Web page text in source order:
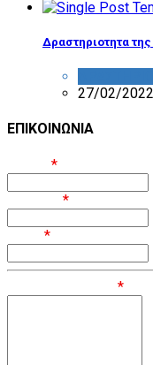
Δραστηριοτητα
27/02/2022
ΕΠΙΚΟΙΝΩΝΙΑ
*
*
*
*